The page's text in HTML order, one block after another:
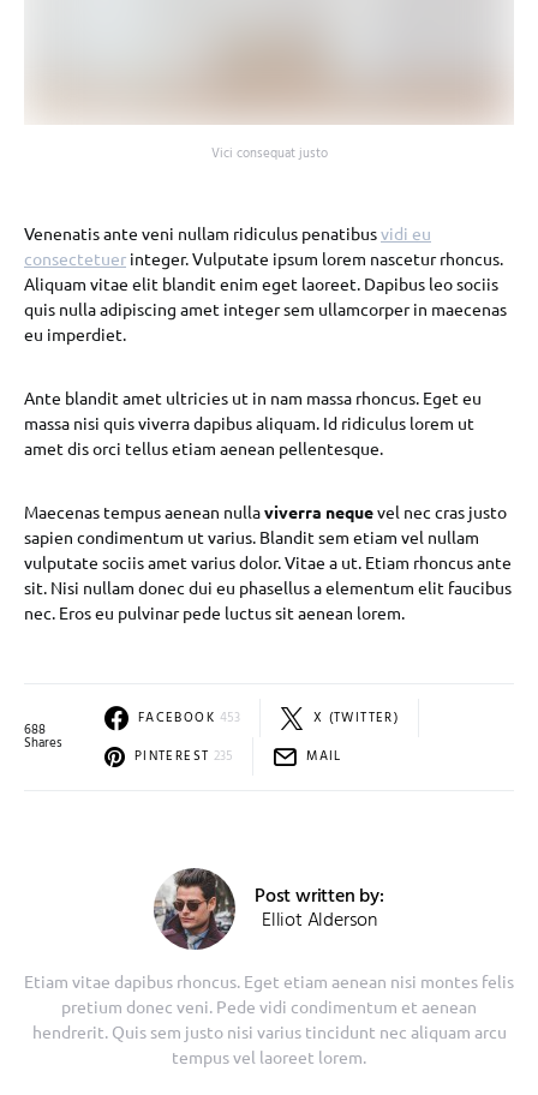
Vici consequat justo
Venenatis ante veni nullam ridiculus penatibusvidi eu
consectetuer integer. Vulputate ipsum lorem nascetur rhoncus.
Aliquam vitae elit blandit enim eget laoreet. Dapibus leo sociis
quis nulla adipiscing amet integer sem ullamcorper in maecenas
eu imperdiet.
Ante blandit amet ultricies ut in nam massa rhoncus. Eget eu
massa nisi quis viverra dapibus aliquam. Id ridiculus lorem ut
amet dis orci tellus etiam aenean pellentesque.
Maecenas tempus aenean nullaviverra nequevel nec cras justo
sapien condimentum ut varius. Blandit sem etiam vel nullam
vulputate sociis amet varius dolor. Vitae a ut. Etiam rhoncus ante
sit. Nisi nullam donec dui eu phasellus a elementum elit faucibus
nec. Eros eu pulvinar pede luctus sit aenean lorem.
688
Shares
FACEBOOK 453
X (TWITTER)
PINTEREST 235 MAIL
Post written by:
Elliot Alderson
Etiam vitae dapibus rhoncus. Eget etiam aenean nisi montes felis
pretium donec veni. Pede vidi condimentum et aenean
hendrerit. Quis sem justo nisi varius tincidunt nec aliquam arcu
tempus vel laoreet lorem.